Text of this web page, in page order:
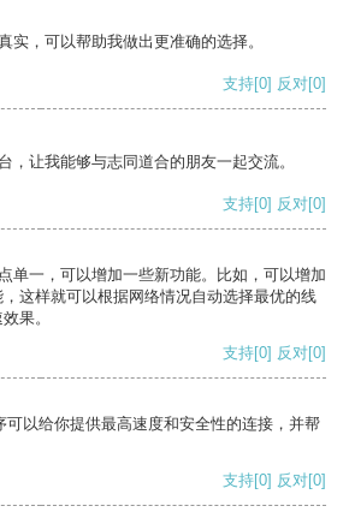
实，可以帮助我做出更准确的选择。
支持[0] 反对[0]
，让我能够与志同道合的朋友一起交流。
支持[0] 反对[0]
单一，可以增加一些新功能。比如，可以增加
这样就可以根据网络情况自动选择最优的线
果。
支持[0] 反对[0]
以给你提供最高速度和安全性的连接，并帮
支持[0] 反对[0]